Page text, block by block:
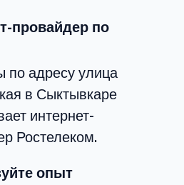
провайдер по
по адресу улица
в Сыктывкаре
интернет-
Ростелеком.
опыт